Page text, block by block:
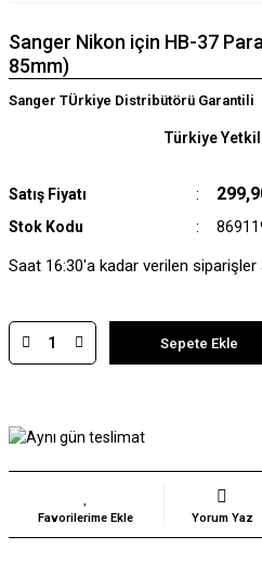
Sanger Nikon için HB-37
85mm)
Sanger TÜrkiye Distribütörü Garantili
Satış Fiyatı
Stok Kodu
Türkiye Yetkili
Saat 16:30'a kadar verilen siparişler
Sepete Ekle
Yorum Yaz